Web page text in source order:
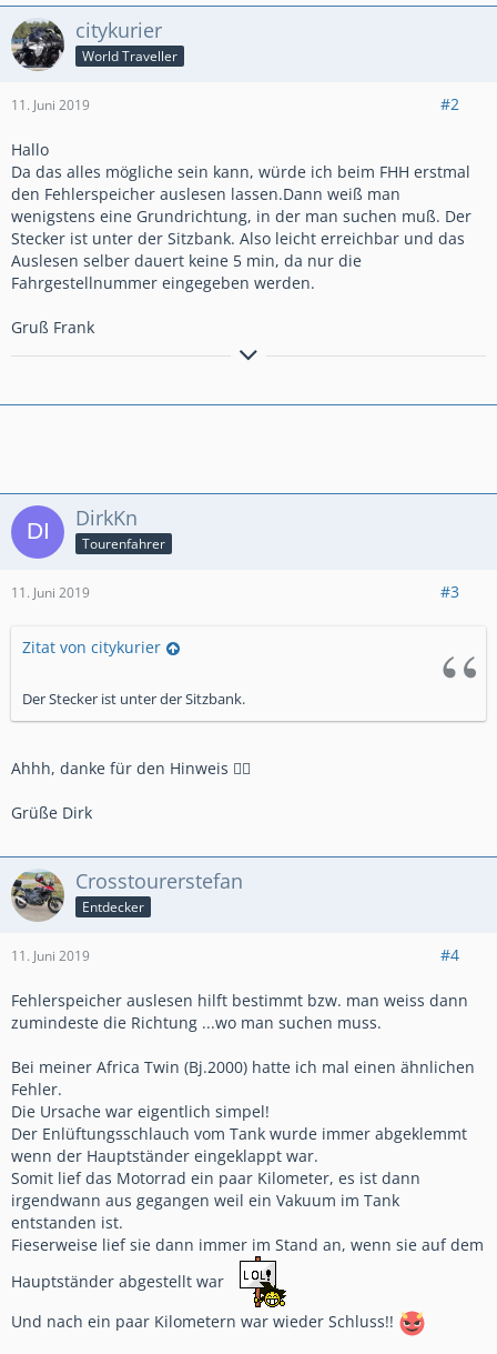
citykurier
World Traveller
11. Juni 2019 #2
Hallo
Da das alles mögliche sein kann, würde ich beim FHH erstmal
den Fehlerspeicher auslesen lassen.Dann weiß man
wenigstens eine Grundrichtung, in der man suchen muß. Der
Stecker ist unter der Sitzbank. Also leicht erreichbar und das
Auslesen selber dauert keine 5 min, da nur die
Fahrgestellnummer eingegeben werden.
Gruß Frank
´15er Crosstourer DCT,Honda-Koffersatz, Ermax-
xStream-Werkzeugtasche, lights4all-Rauchglas-Rücklicht,SW-
DirkKn
Tourenfahrer
11. Juni 2019 #3
Zitat von citykurier
Der Stecker ist unter der Sitzbank.
Ahhh, danke für den Hinweis 👍🏻
Grüße Dirk
Crosstourerstefan
Entdecker
11. Juni 2019 #4
Fehlerspeicher auslesen hilft bestimmt bzw. man weiss dann
zumindeste die Richtung ...wo man suchen muss.
Bei meiner Africa Twin (Bj.2000) hatte ich mal einen ähnlichen
Fehler.
Die Ursache war eigentlich simpel!
Der Enlüftungsschlauch vom Tank wurde immer abgeklemmt
wenn der Hauptständer eingeklappt war.
Somit lief das Motorrad ein paar Kilometer, es ist dann
irgendwann aus gegangen weil ein Vakuum im Tank
entstanden ist.
Fieserweise lief sie dann immer im Stand an, wenn sie auf dem
Hauptständer abgestellt war
Und nach ein paar Kilometern war wieder Schluss!!